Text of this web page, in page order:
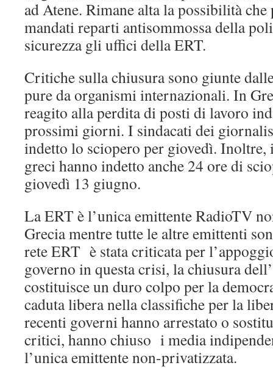
ad Atene. Rimane alta la possibilità che
mandati reparti antisommossa della
sicurezza gli uffici della ERT.
Critiche sulla chiusura sono giunte
pure da organismi internazionali. In
reagito alla perdita di posti di lavoro
prossimi giorni. I sindacati dei
indetto lo sciopero per giovedì.
greci hanno indetto anche 24 ore di
giovedì 13 giugno.
La ERT è l’unica emittente RadioTV
Grecia mentre tutte le altre emittenti
rete ERT è stata criticata per
governo in questa crisi, la chiusura
costituisce un duro colpo per la
caduta libera nella classifiche per la
recenti governi hanno arrestato o
critici, hanno chiuso i media
l’unica emittente non-privatizzata.